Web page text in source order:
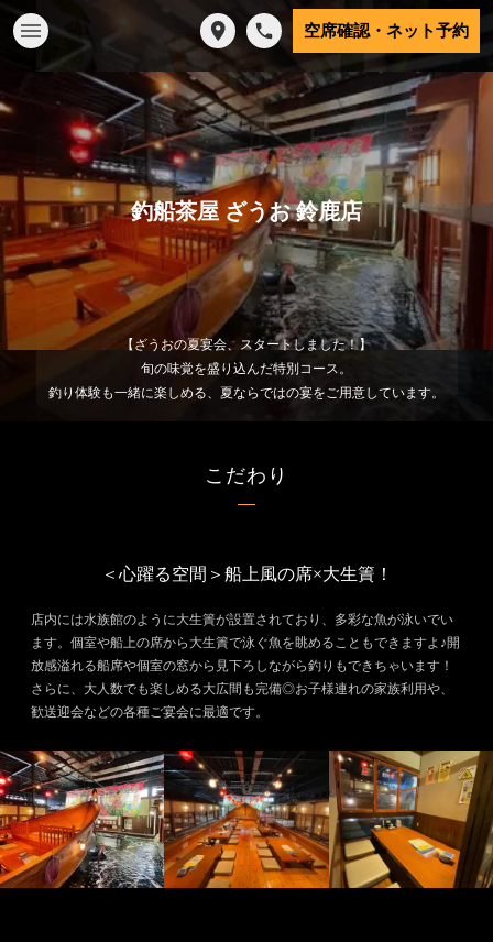
空席確認・ネット予約
釣船茶屋 ざうお 鈴鹿店
【ざうおの夏宴会、スタートしました！】
旬の味覚を盛り込んだ特別コース。
釣り体験も一緒に楽しめる、夏ならではの宴をご用意しています。
こだわり
＜心躍る空間＞船上風の席×大生簀！
店内には水族館のように大生簀が設置されており、多彩な魚が泳いでい
ます。個室や船上の席から大生簀で泳ぐ魚を眺めることもできますよ♪開
放感溢れる船席や個室の窓から見下ろしながら釣りもできちゃいます！
さらに、大人数でも楽しめる大広間も完備◎お子様連れの家族利用や、
歓送迎会などの各種ご宴会に最適です。